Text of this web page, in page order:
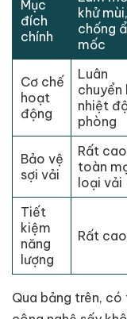
Mục
đích
chính
khử mùi,
chống
mốc
Cơ chế
hoạt
động
Luân
chuyển
nhiệt
phòng
Bảo vệ
sợi vải
Rất
toàn
loại vải
Tiết
kiệm
năng
lượng
Rất cao
Qua bảng trên,